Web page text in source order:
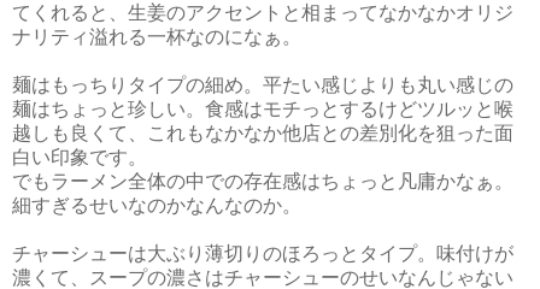
てくれると、生姜のアクセントと相まってなかなかオリジ
ナリティ溢れる一杯なのになぁ。
麺はもっちりタイプの細め。平たい感じよりも丸い感じの
麺はちょっと珍しい。食感はモチっとするけどツルッと喉
越しも良くて、これもなかなか他店との差別化を狙った面
白い印象です。
でもラーメン全体の中での存在感はちょっと凡庸かなぁ。
細すぎるせいなのかなんなのか。
チャーシューは大ぶり薄切りのほろっとタイプ。味付けが
濃くて、スープの濃さはチャーシューのせいなんじゃない